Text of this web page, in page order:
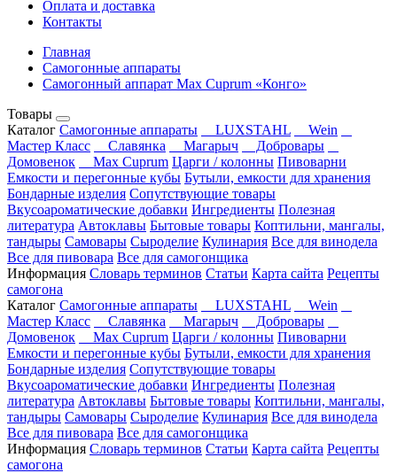
Оплата и доставка
Контакты
Главная
Самогонные аппараты
Самогонный аппарат Max Cuprum «Конго»
Товары
Каталог Самогонные аппараты LUXSTAHL
Wein
Мастер Класс
Славянка Магарыч
Добровары
Домовенок
Max Cuprum Царги / колонны Пивоварни
Емкости и перегонные кубы Бутыли, емкости для хранения
Бондарные изделия Сопутствующие товары
Вкусоароматические добавки Ингредиенты Полезная
литература Автоклавы Бытовые товары Коптильни, мангалы,
тандыры Самовары Сыроделие Кулинария Все для винодела
Все для пивовара Все для самогонщика
Информация Словарь терминов Статьи Карта сайта Рецепты
самогона
Каталог Самогонные аппараты LUXSTAHL
Wein
Мастер Класс
Славянка Магарыч
Добровары
Домовенок
Max Cuprum Царги / колонны Пивоварни
Емкости и перегонные кубы Бутыли, емкости для хранения
Бондарные изделия Сопутствующие товары
Вкусоароматические добавки Ингредиенты Полезная
литература Автоклавы Бытовые товары Коптильни, мангалы,
тандыры Самовары Сыроделие Кулинария Все для винодела
Все для пивовара Все для самогонщика
Информация Словарь терминов Статьи Карта сайта Рецепты
самогона